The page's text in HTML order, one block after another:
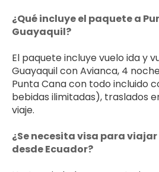
¿Qué incluye el paquete a
Guayaquil?
El paquete incluye vuelo ida y
Guayaquil con Avianca, 4
Punta Cana con todo incluido
bebidas ilimitadas), traslados
viaje.
¿Se necesita visa para
desde Ecuador?